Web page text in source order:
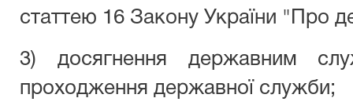
статтею 16 Закону України "Про
3) досягнення державним
проходження державної служби;